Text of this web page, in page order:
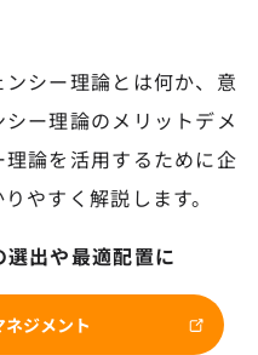
シー理論とは何か、意
ー理論のメリットデメ
論を活用するために企
やすく解説します。
出や最適配置に
ジメント